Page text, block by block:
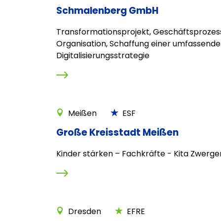
Schmalenberg GmbH
Transformationsprojekt,
Organisation, Schaffung einer
Digitalisierungsstrategie
Meißen ESF
Große Kreisstadt Meißen
Kinder stärken – Fachkräfte - Kita
Dresden EFRE